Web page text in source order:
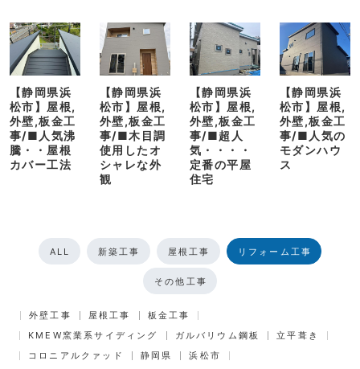
【静岡県浜
松市】屋根,
外壁,板金工
事/■人気沸
騰・・屋根
カバー工法
【静岡県浜
松市】屋根,
外壁,板金工
事/■木目調
使用したオ
シャレな外
観
【静岡県浜
松市】屋根,
外壁,板金工
事/■超人
気・・・・
定番の平屋
住宅
【静岡県浜
松市】屋根,
外壁,板金工
事/■人気の
モダンハウ
ス
ALL 新築工事 屋根工事 リフォーム工事
その他工事
外壁工事 屋根工事
板金工事
KMEW窯業系サイディング
ガルバリウム鋼板
立平葺き
コロニアルクァッド
静岡県
浜松市